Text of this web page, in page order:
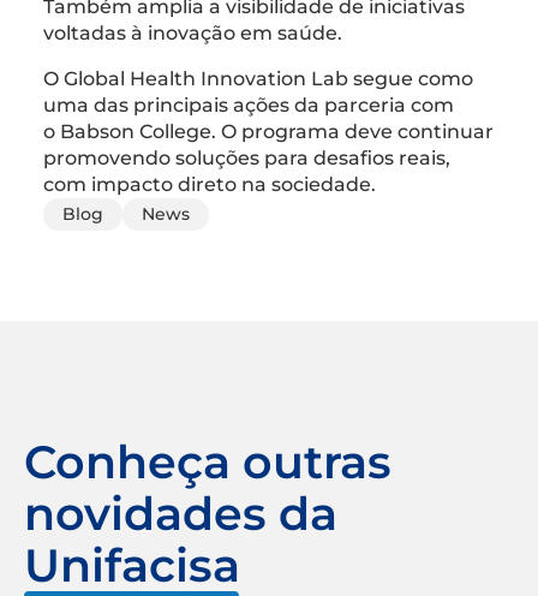
Também amplia a visibilidade de iniciativas
voltadas à inovação em saúde.
O Global Health Innovation Lab segue como
uma das principais ações da parceria com
o Babson College. O programa deve continuar
promovendo soluções para desafios reais,
com impacto direto na sociedade.
Blog News
Conheça outras
novidades da
Unifacisa